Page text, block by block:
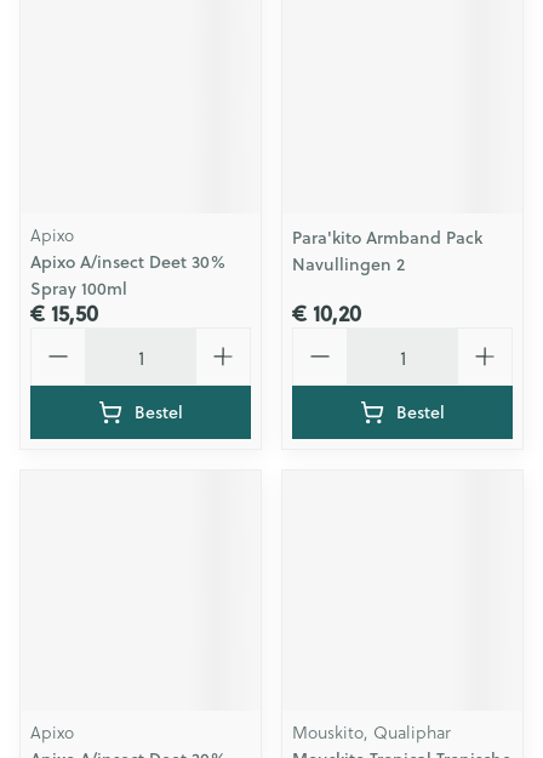
Apixo
Apixo A/insect Deet 30%
Spray 100ml
€ 15,50
Bestel
Para'kito Armband Pack
Navullingen 2
€ 10,20
Bestel
Apixo Mouskito, Qualiphar